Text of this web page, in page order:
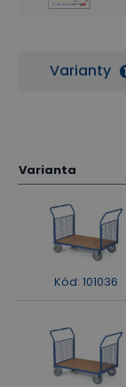
Varianty
Varianta
Kód: 101036